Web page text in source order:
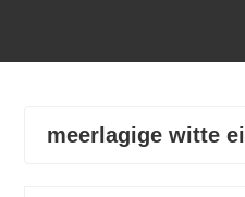
meerlagige witte